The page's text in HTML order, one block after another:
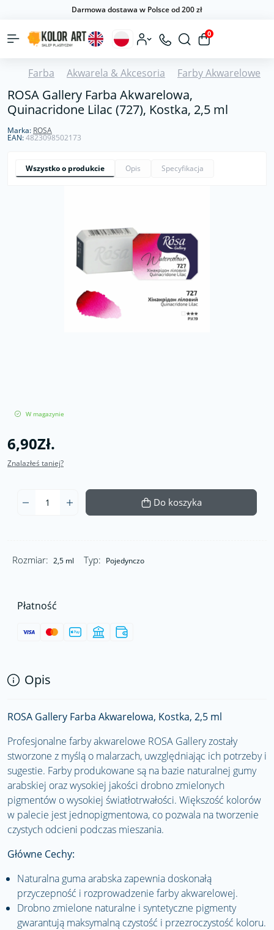
Darmowa dostawa w Polsce od 200 zł
0
Farba Akwarela & Akcesoria Farby Akwarelowe
ROSA Gallery Farba Akwarelowa,
Quinacridone Lilac (727), Kostka, 2,5 ml
Marka: ROSA
EAN:4823098502173
Wszystko o produkcie Opis Specyfikacja
W magazynie
6,90Zł.
Znalazłeś taniej?
Do koszyka
Rozmiar: 2,5 ml Typ: Pojedynczo
Płatność
Opis
ROSA Gallery Farba Akwarelowa, Kostka, 2,5 ml
Profesjonalne farby akwarelowe ROSA Gallery zostały
stworzone z myślą o malarzach, uwzględniając ich potrzeby i
sugestie. Farby produkowane są na bazie naturalnej gumy
arabskiej oraz wysokiej jakości drobno zmielonych
pigmentów o wysokiej światłotrwałości. Większość kolorów
w palecie jest jednopigmentowa, co pozwala na tworzenie
czystych odcieni podczas mieszania.
Główne Cechy:
Naturalna guma arabska zapewnia doskonałą
przyczepność i rozprowadzenie farby akwarelowej.
Drobno zmielone naturalne i syntetyczne pigmenty
gwarantują maksymalną czystość i przezroczystość koloru.